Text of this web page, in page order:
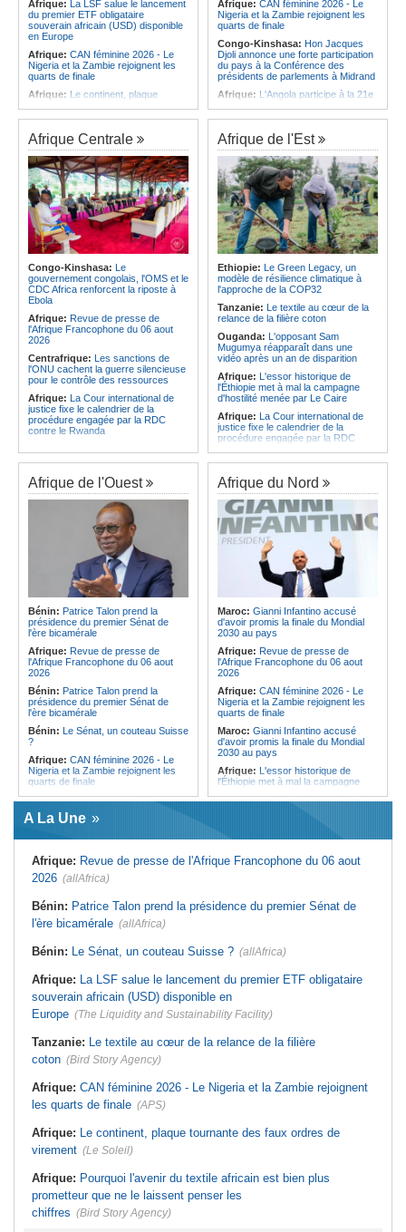
Afrique:
La LSF salue le lancement
du premier ETF obligataire
souverain africain (USD) disponible
en Europe
Afrique: CAN féminine 2026 - Le
Nigeria et la Zambie rejoignent les
quarts de finale
Afrique: Le continent, plaque
Afrique:Pourquoi l'avenir du textile
africain est bien plus prometteur que
ne le laissent penser les chiffres
Afrique:L'essor historique de
l'Éthiopie met à mal la campagne
d'hostilité menée par Le Caire
Afrique:La Cour international de
justice fixe le calendrier de la
procédure engagée par la RDC
contre le Rwanda
Afrique:Ligue des Champions de la
CAF - L'Espérance exemptée au
premier tour, le Club Africain hérite
du Djoliba AC
Afrique: Un consortium européen
développe un modèle de production
novateur pour les ingrédients
opportunité pour le pays
Afrique: CAN féminine 2026 - Le
Nigeria et la Zambie rejoignent les
quarts de finale
Congo-Kinshasa: Hon Jacques
Djoli annonce une forte participation
du pays à la Conférence des
présidents de parlements à Midrand
Afrique: L'Angola participe à la 21e
Afrique:CAN féminine - La Côte
d'Ivoire affrontera l'Algérie et le
Maroc fera face à l'Afrique du Sud
en quarts
Afrique: Revue de presse de
l'Afrique francophone du 05 août
2026
Afrique:L'Angola et l'UA préparent
le sommet sur la prévention et la
résolution des conflits
Angola:Le paiement échelonné
des services touristiques démarre
ce jeudi
Angola:Jiu-jitsu - Le pays
décroche une troisième médaille à
Afrique Centrale
Congo-Kinshasa: Le
gouvernement congolais, l'OMS et le
CDC Africa renforcent la riposte à
Ebola
Afrique: Revue de presse de
l'Afrique Francophone du 06 aout
2026
Centrafrique: Les sanctions de
l'ONU cachent la guerre silencieuse
pour le contrôle des ressources
Afrique: La Cour international de
justice fixe le calendrier de la
procédure engagée par la RDC
contre le Rwanda
Congo-Kinshasa:Plan stratégique
triennal 2026-2028 - L'IGF place la
digitalisation au coeur des réformes
Congo-Kinshasa:RDC - Félix
Tshisekedi place le CEFOCK au
coeur de bataille de l'appropriation
du Génocost !
Congo-Kinshasa: Matadi - Le
Kongo Central lance la campagne
de sensibilisation au deuxième
Recensement général de la
population et de l'habitat
Congo-Kinshasa: Le VPM Shabani
remet aux organisations politiques la
directive ministérielle de l'année
politique 2026
Congo-Kinshasa:Gratien de
Saint-Nicolas Iracan - « Je ne
soutiendrai jamais un dialogue
destiné au partage du pouvoir ou à
la légitimation des groupes armés »
Afrique de l'Est
Ethiopie: Le Green Legacy, un
modèle de résilience climatique à
l'approche de la COP32
Tanzanie: Le textile au cœur de la
relance de la filière coton
Ouganda: L'opposant Sam
Mugumya réapparaît dans une
vidéo après un an de disparition
Afrique: L'essor historique de
l'Éthiopie met à mal la campagne
d'hostilité menée par Le Caire
Afrique: La Cour international de
justice fixe le calendrier de la
procédure engagée par la RDC
Ethiopie:Addis-Abeba - L'église
d'Afrique lance officiellement son
'cheminement' vers la grande
Assemblée de 2028
Afrique de l'Est: Le pari du régime
érythréen - Pousser le Tigray vers
une zone tampon dans le cadre
d'une nouvelle guerre par
procuration
Ethiopie:Le Premier ministre Abiy
inaugure le nouveau terminal de
l'aéroport international de Bahir Dar
Afrique:La Croix-Rouge
éthiopienne appelle à une
mobilisation accrue des ressources
locales en Afrique
Afrique de l'Est:
les moyens, entraver la coopération
équitable par tous les moyens
Afrique de l'Ouest
Bénin: Patrice Talon prend la
présidence du premier Sénat de
l'ère bicamérale
Afrique: Revue de presse de
l'Afrique Francophone du 06 aout
2026
Bénin: Patrice Talon prend la
présidence du premier Sénat de
l'ère bicamérale
Bénin: Le Sénat, un couteau Suisse
?
Afrique: CAN féminine 2026 - Le
Nigeria et la Zambie rejoignent les
quarts de finale
Afrique:Le continent, plaque
tournante des faux ordres de
virement
Mali:Achat d'un avion présidentiel -
condamnation de l'ex-ministre de
l'Économie
France la restitution du crâne de
Bokar Biro et de trois de ses
proches
premier président
l'environnement - La Roots Wild
Foundation distinguée au Grand Prix
Nelson Mandela
Afrique du Nord
Maroc: Gianni Infantino accusé
d'avoir promis la finale du Mondial
2030 au pays
Afrique: Revue de presse de
l'Afrique Francophone du 06 aout
2026
Afrique: CAN féminine 2026 - Le
Nigeria et la Zambie rejoignent les
quarts de finale
Maroc: Gianni Infantino accusé
d'avoir promis la finale du Mondial
2030 au pays
Afrique: L'essor historique de
l'Éthiopie met à mal la campagne
blessés dans un grave accident de
calcinée à Moknine après le
rétablissement du courant
premier tour, le Club Africain hérite
Tunisie:Crise sanitaire au pays -
incontrôlable d'Ebola
A La Une
Afrique: Revue de presse de l'Afrique Francophone du 06 aout
2026 (allAfrica)
Bénin: Patrice Talon prend la présidence du premier Sénat de
l'ère bicamérale (allAfrica)
Bénin: Le Sénat, un couteau Suisse ? (allAfrica)
Afrique: La LSF salue le lancement du premier ETF obligataire
souverain africain (USD) disponible en
Europe (The Liquidity and Sustainability Facility)
Tanzanie: Le textile au cœur de la relance de la filière
coton (Bird Story Agency)
Afrique: CAN féminine 2026 - Le Nigeria et la Zambie rejoignent
les quarts de finale (APS)
Afrique: Le continent, plaque tournante des faux ordres de
virement (Le Soleil)
Afrique: Pourquoi l'avenir du textile africain est bien plus
prometteur que ne le laissent penser les
chiffres (Bird Story Agency)